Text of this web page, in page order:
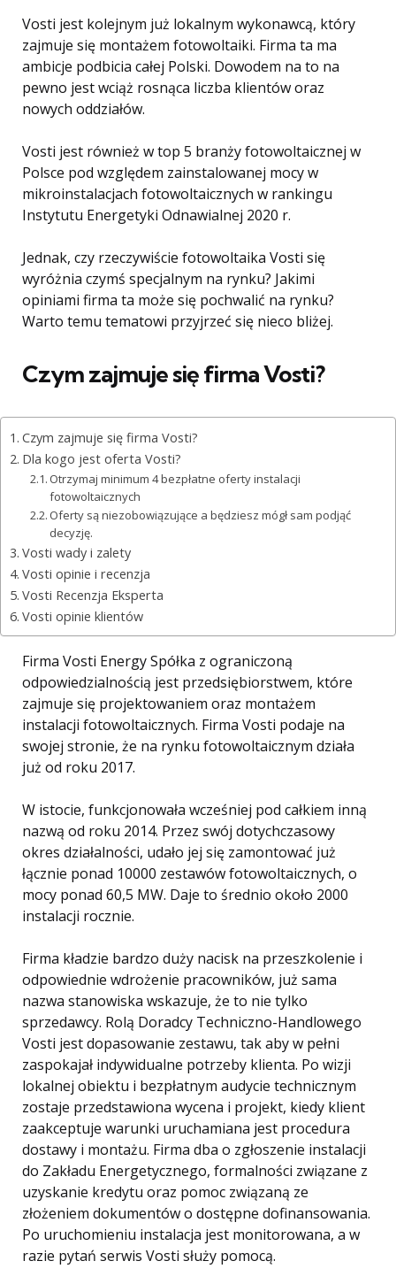
Vosti jest kolejnym już lokalnym wykonawcą, który
zajmuje się montażem fotowoltaiki. Firma ta ma
ambicje podbicia całej Polski. Dowodem na to na
pewno jest wciąż rosnąca liczba klientów oraz
nowych oddziałów.
Vosti jest również w top 5 branży fotowoltaicznej w
Polsce pod względem zainstalowanej mocy w
mikroinstalacjach fotowoltaicznych w rankingu
Instytutu Energetyki Odnawialnej 2020 r.
Jednak, czy rzeczywiście fotowoltaika Vosti się
wyróżnia czymś specjalnym na rynku? Jakimi
opiniami firma ta może się pochwalić na rynku?
Warto temu tematowi przyjrzeć się nieco bliżej.
Czym zajmuje się firma Vosti?
Czym zajmuje się firma Vosti?
Dla kogo jest oferta Vosti?
Otrzymaj minimum 4 bezpłatne oferty instalacji
fotowoltaicznych
Oferty są niezobowiązujące a będziesz mógł sam podjąć
decyzję.
Vosti wady i zalety
Vosti opinie i recenzja
Vosti Recenzja Eksperta
Vosti opinie klientów
Firma Vosti Energy Spółka z ograniczoną
odpowiedzialnością jest przedsiębiorstwem, które
zajmuje się projektowaniem oraz montażem
instalacji fotowoltaicznych. Firma Vosti podaje na
swojej stronie, że na rynku fotowoltaicznym działa
już od roku 2017.
W istocie, funkcjonowała wcześniej pod całkiem inną
nazwą od roku 2014. Przez swój dotychczasowy
okres działalności, udało jej się zamontować już
łącznie ponad 10000 zestawów fotowoltaicznych, o
mocy ponad 60,5 MW. Daje to średnio około 2000
instalacji rocznie.
Firma kładzie bardzo duży nacisk na przeszkolenie i
odpowiednie wdrożenie pracowników, już sama
nazwa stanowiska wskazuje, że to nie tylko
sprzedawcy. Rolą Doradcy Techniczno-Handlowego
Vosti jest dopasowanie zestawu, tak aby w pełni
zaspokajał indywidualne potrzeby klienta. Po wizji
lokalnej obiektu i bezpłatnym audycie technicznym
zostaje przedstawiona wycena i projekt, kiedy klient
zaakceptuje warunki uruchamiana jest procedura
dostawy i montażu. Firma dba o zgłoszenie instalacji
do Zakładu Energetycznego, formalności związane z
uzyskanie kredytu oraz pomoc związaną ze
złożeniem dokumentów o dostępne dofinansowania.
Po uruchomieniu instalacja jest monitorowana, a w
razie pytań serwis Vosti służy pomocą.